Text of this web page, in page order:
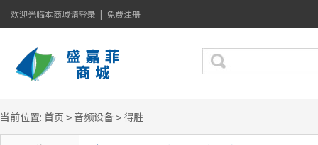
欢迎光临本商城请登录 | 免费注册
当前位置: 首页 >音频设备> 得胜